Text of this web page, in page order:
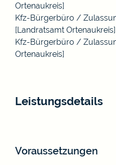
Ortenaukreis]
Kfz-Bürgerbüro /
[Landratsamt Ortenaukreis]
Kfz-Bürgerbüro /
Ortenaukreis]
Leistungsdetails
Voraussetzungen